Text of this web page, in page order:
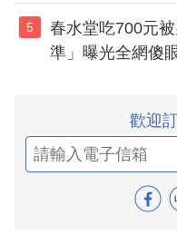
5
春水堂吃700元
準」曝光全網傻
歡迎